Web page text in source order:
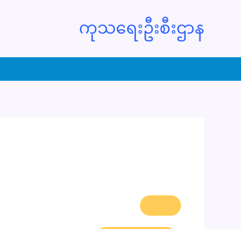
ကုသရေးဦးစီးဌာန